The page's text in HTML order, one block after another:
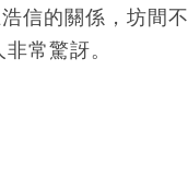
信的關係，坊間不
常驚訝。